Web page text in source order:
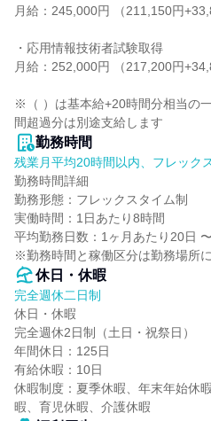
月給：245,000円 （211,150円
・応用情報技術者試験取得
月給：252,000円 （217,200円
※（ ）は基本給+20時間分相当の
間超過分は別途支給します
勤務時間
残業月平均20時間以内、フレック
勤務時間詳細
勤務形態：フレックスタイム制
実働時間：1日あたり8時間
平均勤務日数：1ヶ月あたり20日
※勤務時間と稼働区分は勤務場所
休日・休暇
完全週休二日制
休日・休暇
完全週休2日制（土日・祝祭日）
年間休日：125日
有給休暇：10日
休暇制度：夏季休暇、年末年始休
暇、育児休暇、介護休暇